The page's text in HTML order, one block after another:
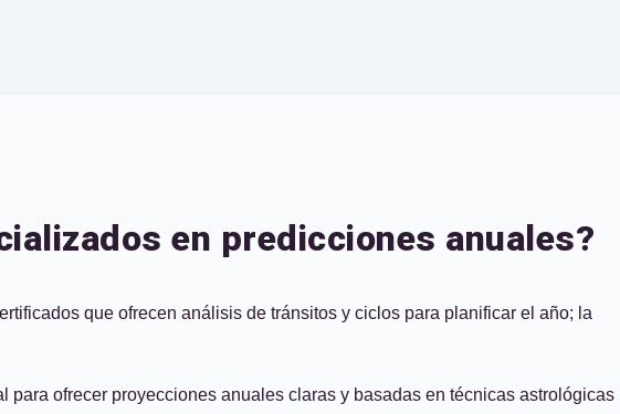
en predicciones anuales?
que ofrecen análisis de tránsitos y ciclos para planificar el año; la
ofrecer proyecciones anuales claras y basadas en técnicas astrológicas